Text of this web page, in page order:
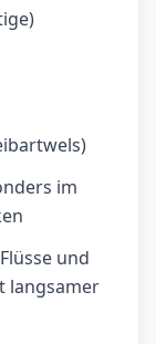
im
und
langsamer